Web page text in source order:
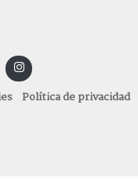
Política de privacidad